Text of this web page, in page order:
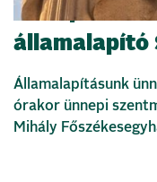
Ünnepi
államalapító
Államalapításunk
órakor ünnepi
Mihály